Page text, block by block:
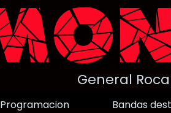
General
Programacion Bandas